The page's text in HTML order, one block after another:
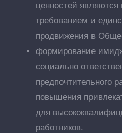
ценностей
требованием и
продвижения в
формирование
социально
предпочтительного
повышения
для
работников.